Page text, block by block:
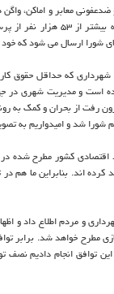
ضدعفونی معابر و
تدابیر ویژه در بهشت
شورا ارسال می شود که
و مدیریت شهری در
برون رفت از بحران و
شورا شد و امیدواریم به
کشور مطرح شده در
اند. بنابراین ما هم
توافق انجام دادیم